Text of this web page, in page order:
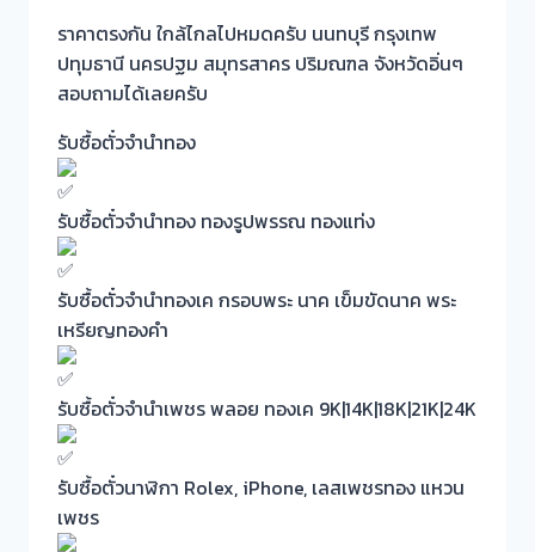
ราคาตรงกัน ใกล้ไกลไปหมดครับ นนทบุรี กรุงเทพ
ปทุมธานี นครปฐม สมุทรสาคร ปริมณฑล จังหวัดอิ่นๆ
สอบถามได้เลยครับ
รับซื้อตั๋วจำนำทอง
รับซื้อตั๋วจำนำทอง ทองรูปพรรณ ทองแท่ง
รับซื้อตั๋วจำนำทองเค กรอบพระ นาค เข็มขัดนาค พระ
เหรียญทองคำ
รับซื้อตั๋วจำนำเพชร พลอย ทองเค 9K|14K|18K|21K|24K
รับซื้อตั๋วนาฬิกา Rolex, iPhone, เลสเพชรทอง แหวน
เพชร